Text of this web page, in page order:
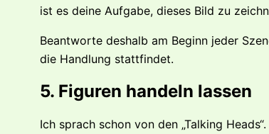
ist es deine Aufgabe, dieses Bild zu
Beantworte deshalb am Beginn jeder
die Handlung stattfindet.
5. Figuren handeln lassen
Ich sprach schon von den „Talking